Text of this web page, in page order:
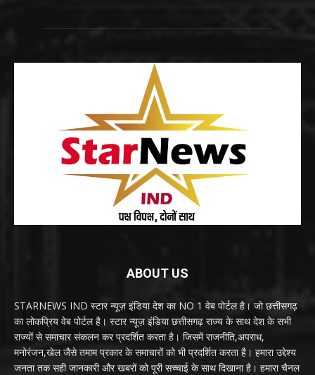
ABOUT US
STARNEWS IND स्टार न्यूज़ इंडिया देश का NO 1 वेब पोर्टल है। जो छत्तीसगढ़
का लोकप्रिय वेब पोर्टल है। स्टार न्यूज़ इंडिया छत्तीसगढ़ राज्य के साथ देश के सभी
राज्यों से समाचार संकलन कर प्रदर्शित करता है। जिसमें राजनीति,अपराध,
मनोरंजन,खेल जैसे तमाम प्रकार के समाचारों को भी प्रदर्शित करता है। हमारा उद्देश्य
जनता तक सही जानकारी और खबरों को पूरी सच्चाई के साथ दिखाना है। हमारा चैनल